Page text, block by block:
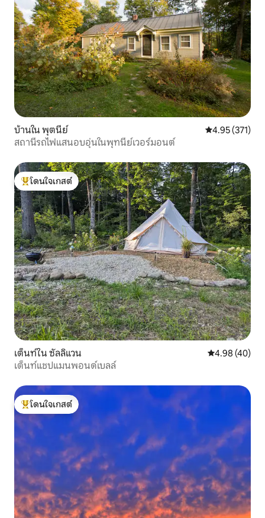
บ้านใน พุตนีย์ คะแนนเฉลี่ย
4.95 (371)
สถานีรถไฟแสนอบอุ่นในพุทนีย์เวอร์มอนต์
โดนใจเกสต์ที่สุด
โดนใจเกสต์
เต็นท์ใน ซัลลิแวน คะแนนเฉลี่ย
4.98 (40)
เต็นท์แชปแมนพอนด์เบลล์
โดนใจเกสต์ที่สุด
โดนใจเกสต์